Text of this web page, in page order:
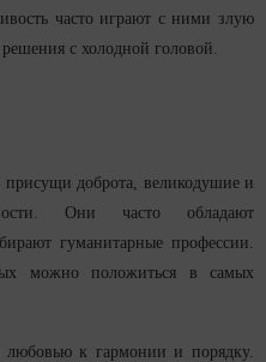
часто играют с ними злую
с холодной головой.
доброта, великодушие и
Они часто обладают
гуманитарные профессии.
можно положиться в самых
любовью к гармонии и порядку.